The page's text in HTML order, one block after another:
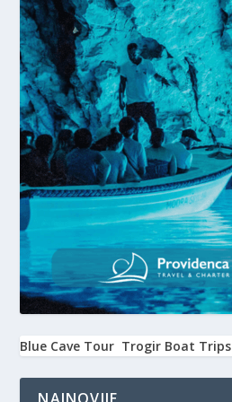
Blue Cave Tour Trogir Boat Trips